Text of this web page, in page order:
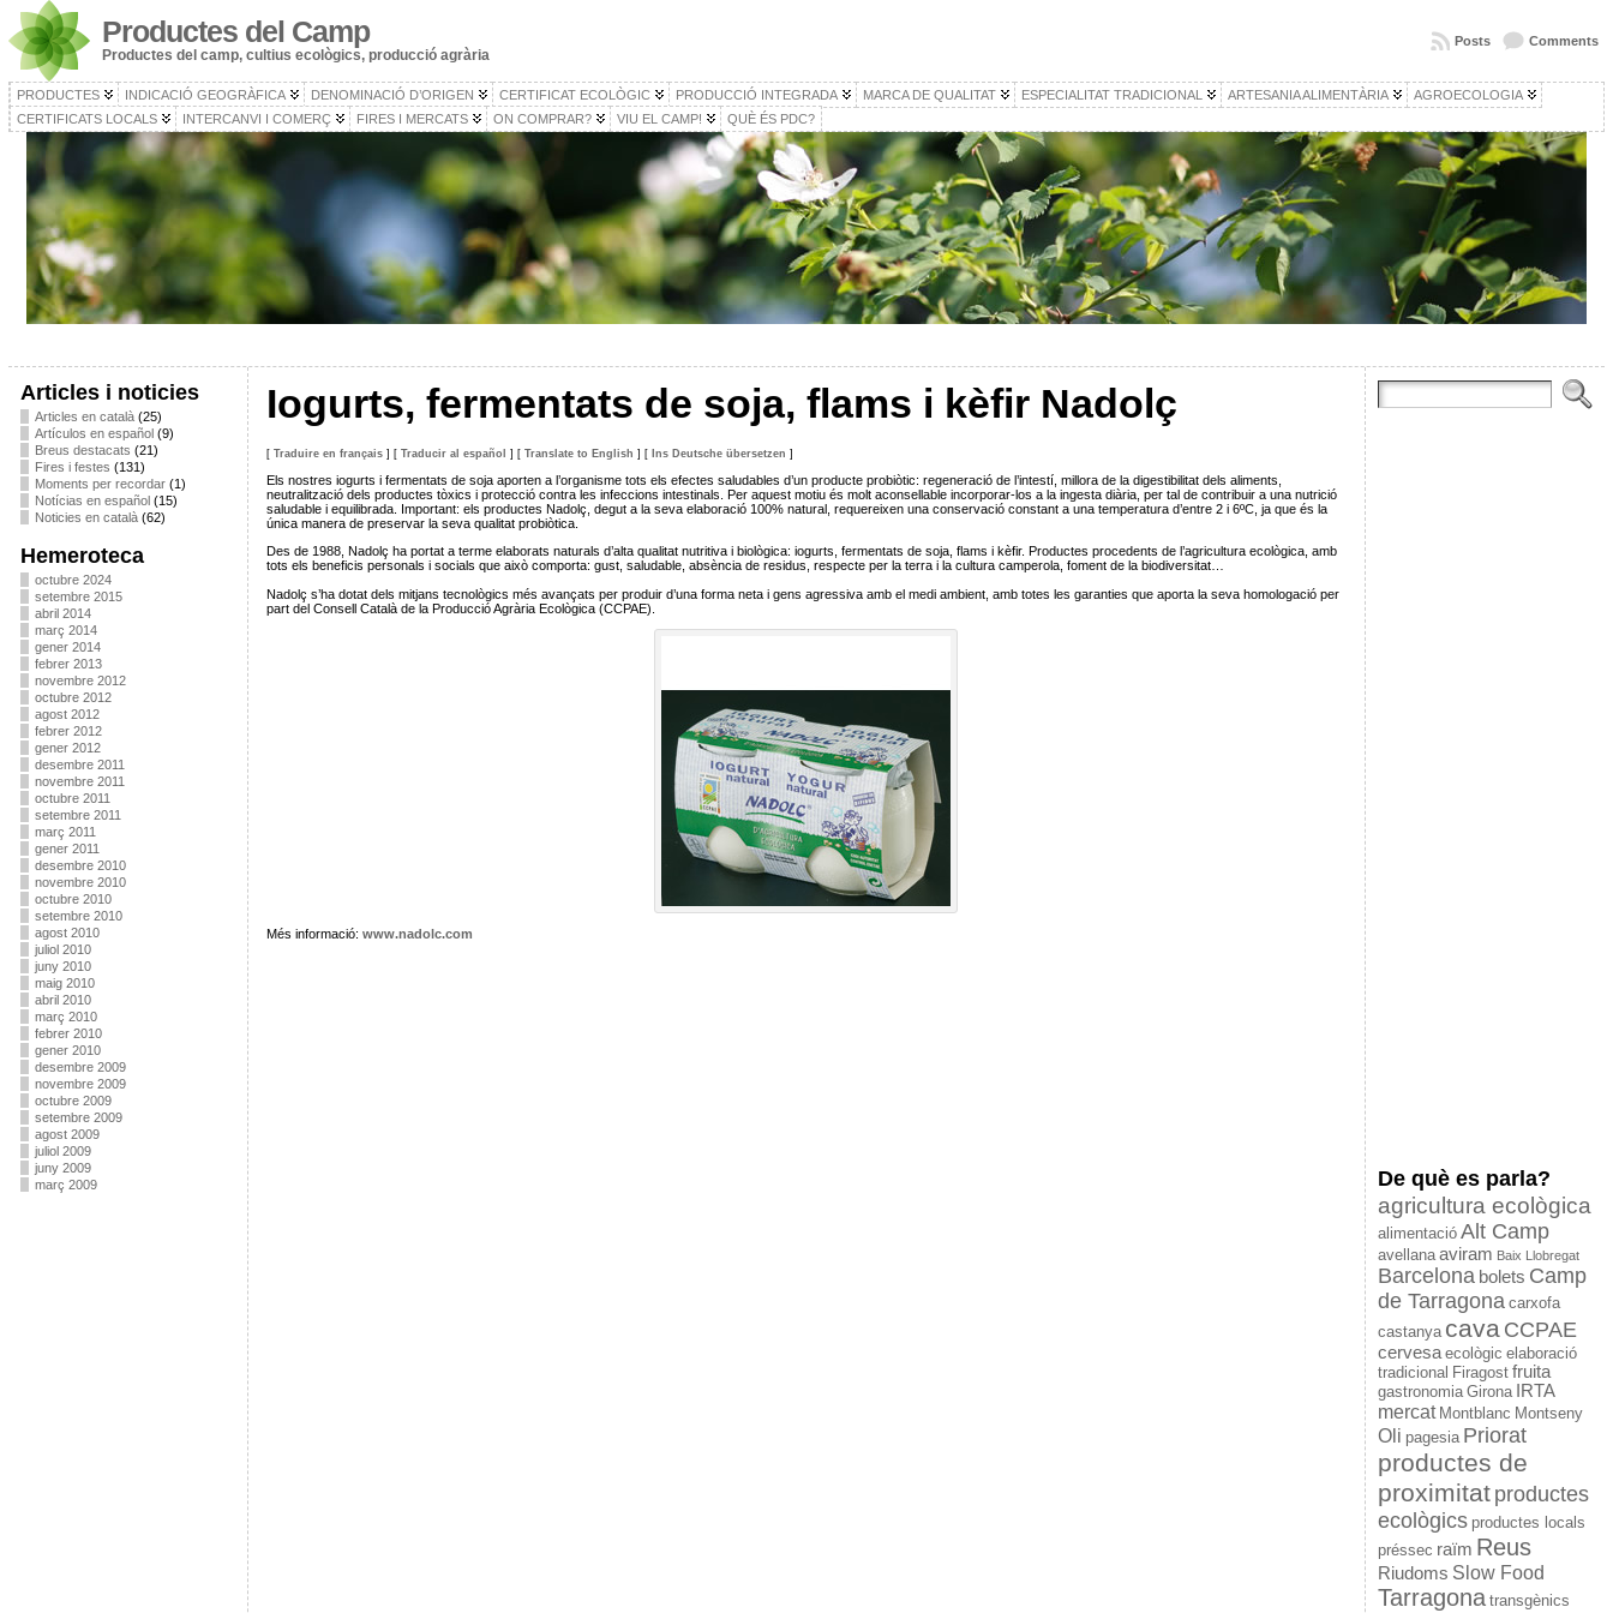
Productes del Camp
Productes del camp, cultius ecològics, producció agrària
Comments
Posts
PRODUCTES INDICACIÓ GEOGRÀFICA DENOMINACIÓ D’ORIGEN CERTIFICAT ECOLÒGIC PRODUCCIÓ INTEGRADA MARCA DE QUALITAT ESPECIALITAT TRADICIONAL ARTESANIA ALIMENTÀRIA
AGROECOLOGIA
CERTIFICATS LOCALS
INTERCANVI I COMERÇ FIRES I MERCATS ON COMPRAR? VIU EL CAMP! QUÈ ÉS PDC?
Articles i noticies
Articles en català(25)
Artículos en español(9)
Breus destacats (21)
Fires i festes (131)
Moments per recordar(1)
Notícias en español(15)
Noticies en català(62)
Hemeroteca
octubre 2024
setembre 2015
abril 2014
març 2014
gener 2014
febrer 2013
novembre 2012
octubre 2012
agost 2012
febrer 2012
gener 2012
desembre 2011
novembre 2011
octubre 2011
setembre 2011
març 2011
gener 2011
desembre 2010
novembre 2010
octubre 2010
setembre 2010
agost 2010
juliol 2010
juny 2010
maig 2010
abril 2010
març 2010
febrer 2010
gener 2010
desembre 2009
novembre 2009
octubre 2009
setembre 2009
agost 2009
juliol 2009
juny 2009
març 2009
Iogurts, fermentats de soja, flams i kèfir Nadolç
[ Traduire en français] [ Traducir al español ] [ Translate to English ] [ Ins Deutsche übersetzen ]
Els nostres iogurts i fermentats de soja aporten a l’organisme tots els efectes saludables d’un producte probiòtic: regeneració de l’intestí, millora de la digestibilitat dels aliments,
neutralització dels productes tòxics i protecció contra les infeccions intestinals. Per aquest motiu és molt aconsellable incorporar-los a la ingesta diària, per tal de contribuir a una nutrició
saludable i equilibrada. Important: els productes Nadolç, degut a la seva elaboració 100% natural, requereixen una conservació constant a una temperatura d’entre 2 i 6ºC, ja que és la
única manera de preservar la seva qualitat probiòtica.
Des de 1988, Nadolç ha portat a terme elaborats naturals d’alta qualitat nutritiva i biològica: iogurts, fermentats de soja, flams i kèfir. Productes procedents de l’agricultura ecològica, amb
tots els beneficis personals i socials que això comporta: gust, saludable, absència de residus, respecte per la terra i la cultura camperola, foment de la biodiversitat…
Nadolç s’ha dotat dels mitjans tecnològics més avançats per produir d’una forma neta i gens agressiva amb el medi ambient, amb totes les garanties que aporta la seva homologació per
part del Consell Català de la Producció Agrària Ecològica (CCPAE).
Més informació: www.nadolc.com
De què es parla?
agricultura ecològica
alimentació Alt Camp
avellana aviram Baix Llobregat
Barcelona bolets Camp
de Tarragona carxofa
castanya cava CCPAE
cervesa ecològic elaboració
tradicional Firagost fruita
gastronomia Girona IRTA
mercat Montblanc Montseny
Oli pagesia Priorat
productes de
proximitat productes
ecològics productes locals
préssec raïm Reus
Riudoms Slow Food
Tarragona transgènics